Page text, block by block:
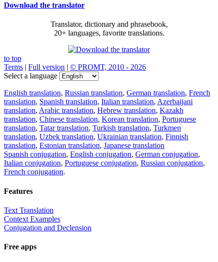
Download the translator
Translator, dictionary and phrasebook,
20+ languages, favorite translations.
to top
Terms | Full version | © PROMT, 2010 - 2026
Select a language
English translation, Russian translation, German translation, French
translation, Spanish translation, Italian translation, Azerbaijani
translation, Arabic translation, Hebrew translation, Kazakh
translation, Chinese translation, Korean translation, Portuguese
translation, Tatar translation, Turkish translation, Turkmen
translation, Uzbek translation, Ukrainian translation, Finnish
translation, Estonian translation, Japanese translation
Spanish conjugation, English conjugation, German conjugation,
Italian conjugation, Portuguese conjugation, Russian conjugation,
French conjugation.
Features
Text Translation
Context Examples
Conjugation and Declension
Free apps